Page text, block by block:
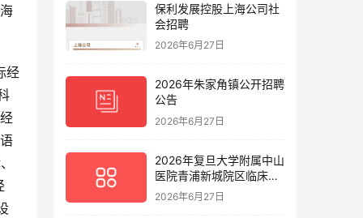
经
保利发展控股上海公司社
会招聘
2026年6月27日
2026年朱家角镇公开招聘
公告
2026年6月27日
2026年复旦大学附属中山
医院青浦新城院区临床护
理岗位招聘启事
2026年6月27日